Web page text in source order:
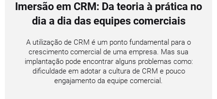
Imersão em CRM: Da teoria à prática no
dia a dia das equipes comerciais
A utilização de CRM é um ponto fundamental para o
crescimento comercial de uma empresa. Mas sua
implantação pode encontrar alguns problemas como:
dificuldade em adotar a cultura de CRM e pouco
engajamento da equipe comercial.